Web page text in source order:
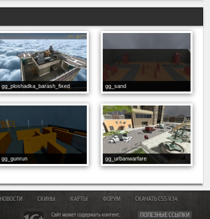
gg_ploshadka_barash_fixed gg_sand
gg_gunrun gg_urbanwarfare
Сайт может содержать контент,
ПОЛЕЗНЫЕ ССЫЛКИ
НОВОСТИ СКИНЫ КАРТЫ ФОРУМ СКАЧАТЬ CSS V34